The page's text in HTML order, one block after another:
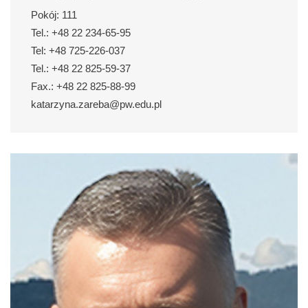
Pokój: 111
Tel.: +48 22 234-65-95
Tel: +48 725-226-037
Tel.: +48 22 825-59-37
Fax.: +48 22 825-88-99
katarzyna.zareba@pw.edu.pl